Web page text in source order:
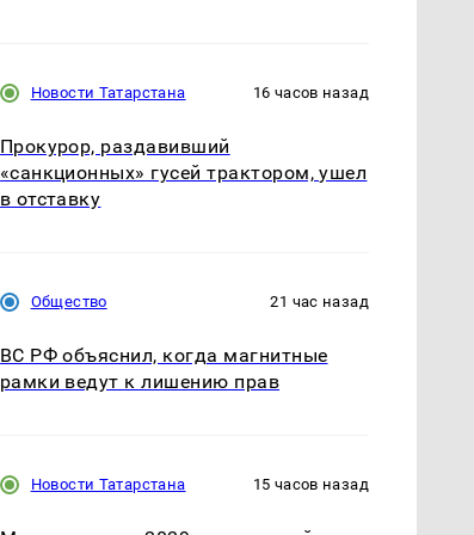
Новости Татарстана 16 часов назад
Прокурор, раздавивший
«санкционных» гусей трактором, ушел
в отставку
Общество 21 час назад
ВС РФ объяснил, когда магнитные
рамки ведут к лишению прав
Новости Татарстана 15 часов назад